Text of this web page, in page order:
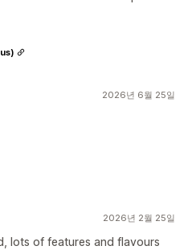
2026년 6월 25일
2026년 2월 25일
lots of features and flavours